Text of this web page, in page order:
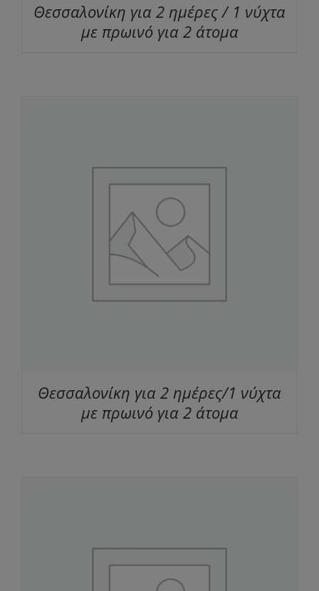
Θεσσαλονίκη για 2 ημέρες / 1 νύχτα
με πρωινό για 2 άτομα
Θεσσαλονίκη για 2 ημέρες/1 νύχτα
με πρωινό για 2 άτομα